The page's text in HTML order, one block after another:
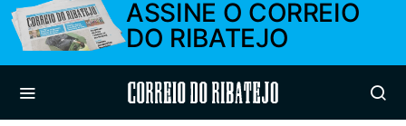
ASSINE O CORREIO
DO RIBATEJO
Correio do Ribatejo